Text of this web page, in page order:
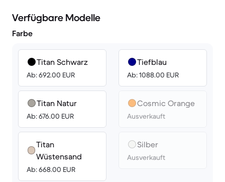
Verfügbare Modelle
Farbe
Titan Schwarz
Ab: 692.00 EUR
Titan Natur
Ab: 676.00 EUR
Titan
Wüstensand
Ab: 668.00 EUR
Tiefblau
Ab: 1088.00 EUR
Cosmic Orange
Ausverkauft
Silber
Ausverkauft